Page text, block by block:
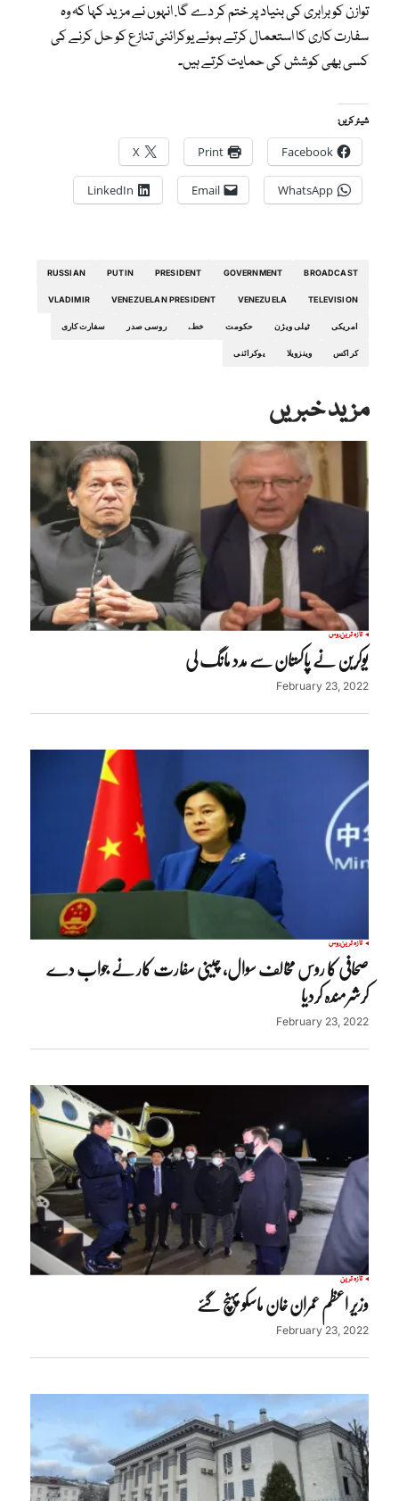
توازن کو برابری کی بنیاد پر ختم کر دے گا. انہوں نے مزید کہا کہ وہ
سفارت کاری کا استعمال کرتے ہوئے یوکرائنی تنازع کو حل کرنے کی
کسی بھی کوشش کی حمایت کرتے ہیں۔
شیئر کریں:
Facebook
Print
X
WhatsApp
Email
LinkedIn
BROADCAST
GOVERNMENT
PRESIDENT
PUTIN
RUSSIAN
TELEVISION
VENEZUELA
VENEZUELAN PRESIDENT
VLADIMIR
امریکی ٹیلی ویژن حکومت خطے روسی صدر سفارت کاری
کراکس وینزویلا یوکرائنی
مزید خبریں
تازہ ترینروس
یوکرین نے پاکستان سے مدد مانگ لی
February 23, 2022
تازہ ترینروس
صحافی کا روس مخالف سوال، چینی سفارت کار نے جواب دے
کرشرمندہ کردیا
February 23, 2022
تازہ ترین
وزیر اعظم عمران خان ماسکو پہنچ گئے
February 23, 2022